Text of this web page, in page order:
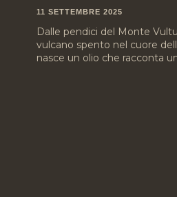
11 SETTEMBRE 2025
Dalle pendici del Monte
vulcano spento nel cuore
nasce un olio che racconta